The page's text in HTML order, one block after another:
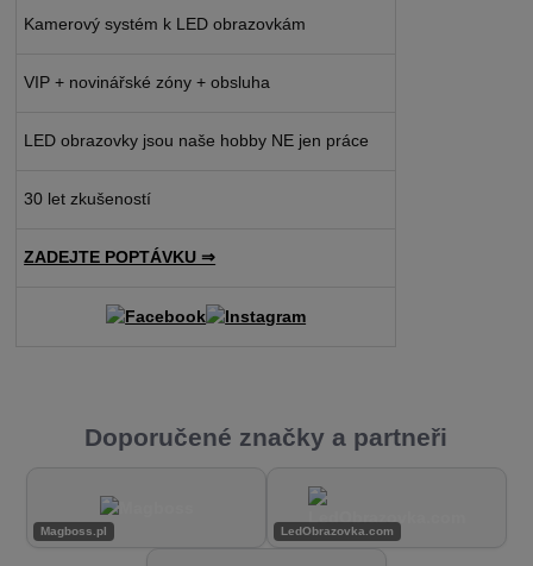
Kamerový systém k LED obrazovkám
VIP + novinářské zóny + obsluha
LED obrazovky jsou naše hobby NE jen práce
30 let zkušeností
ZADEJTE POPTÁVKU ⇒
Doporučené značky a partneři
Magboss.pl LedObrazovka.com